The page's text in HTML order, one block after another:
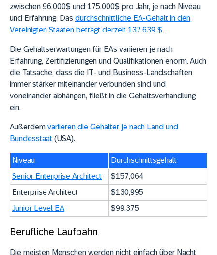
zwischen 96.000$ und 175.000$ pro Jahr, je nach Niveau
und Erfahrung. Das durchschnittliche EA-Gehalt in den
Vereinigten Staaten beträgt derzeit 137.639 $.
Die Gehaltserwartungen für EAs variieren je nach
Erfahrung, Zertifizierungen und Qualifikationen enorm. Auch
die Tatsache, dass die IT- und Business-Landschaften
immer stärker miteinander verbunden sind und
voneinander abhängen, fließt in die Gehaltsverhandlung
ein.
Außerdem variieren die Gehälter je nach Land und
Bundesstaat (USA).
Niveau
Durchschnittsgehalt
Senior Enterprise Architect
$157,064
Enterprise Architect
$130,995
Junior Level EA
$99,375
Berufliche Laufbahn
Die meisten Menschen werden nicht einfach über Nacht